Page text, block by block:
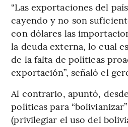
“Las exportaciones del
cayendo y no son
con dólares las
la deuda externa, lo cual
de la falta de políticas
exportación”, señaló el
Al contrario, apuntó,
políticas para
(privilegiar el uso del